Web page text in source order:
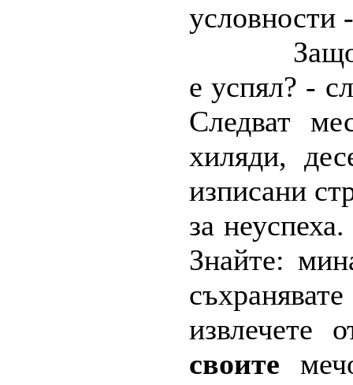
условности
е успял? -
Следват
хиляди,
изписани
за
Знайте:
извлечете
своите